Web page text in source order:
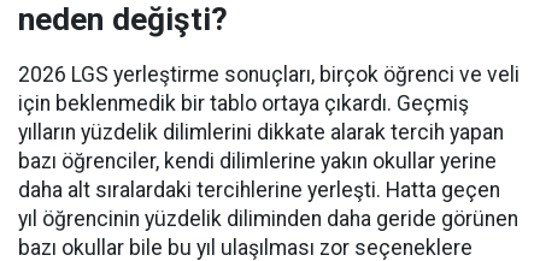
neden değişti?
2026 LGS yerleştirme sonuçları, birçok öğrenci ve veli
için beklenmedik bir tablo ortaya çıkardı. Geçmiş
yılların yüzdelik dilimlerini dikkate alarak tercih yapan
bazı öğrenciler, kendi dilimlerine yakın okullar yerine
daha alt sıralardaki tercihlerine yerleşti. Hatta geçen
yıl öğrencinin yüzdelik diliminden daha geride görünen
bazı okullar bile bu yıl ulaşılması zor seçeneklere